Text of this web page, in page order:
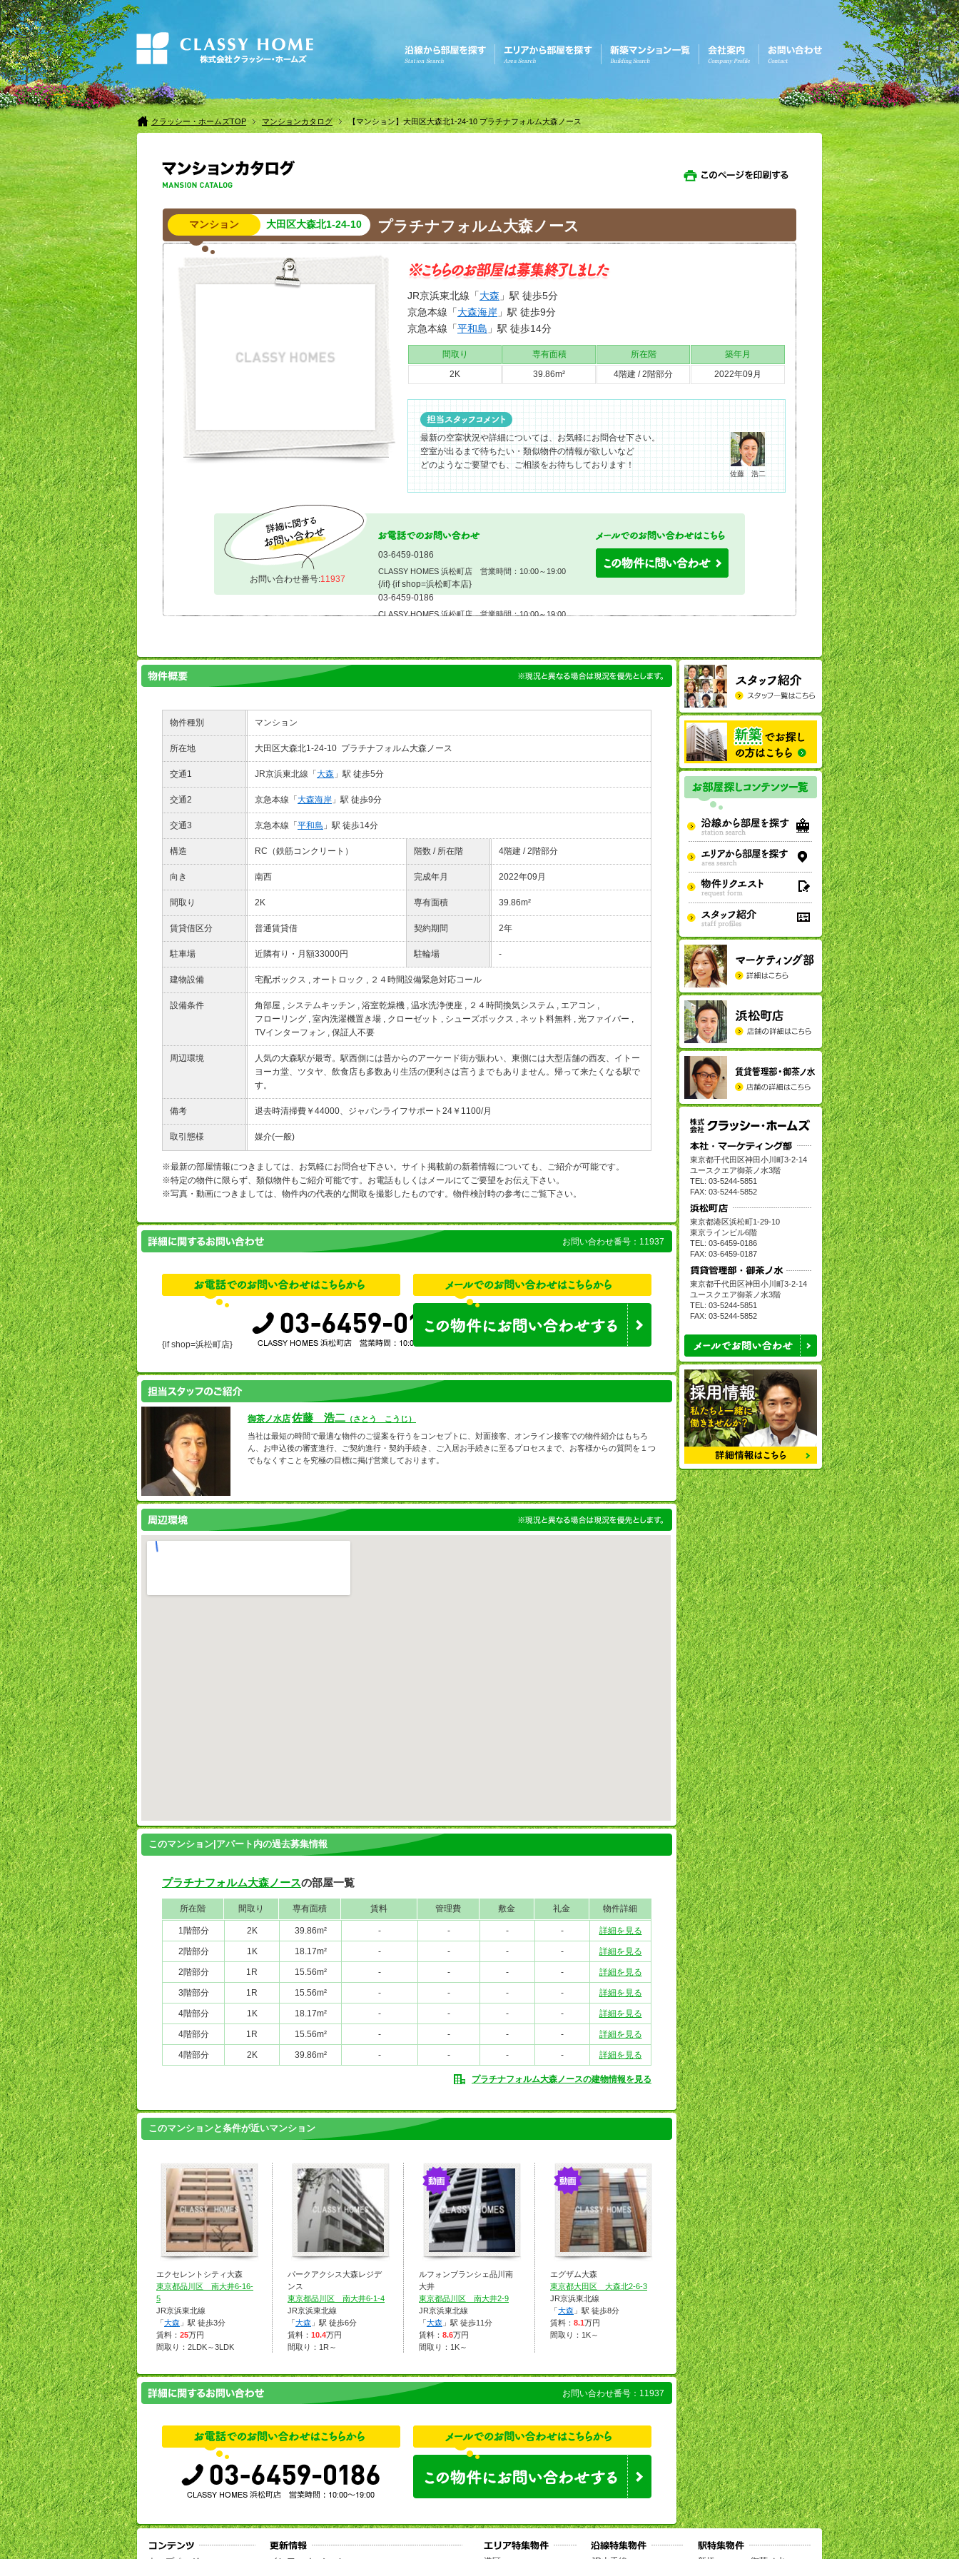
クラッシー・ホームズTOP マンションカタログ 【マンション】大田区大森北1-24-10 プラチナフォルム大森ノース
マンション 大田区大森北1-24-10 プラチナフォルム大森ノース
JR京浜東北線「大森 」駅 徒歩5分
京急本線「大森海岸 」駅 徒歩9分
京急本線「平和島 」駅 徒歩14分
間取り 専有面積 所在階
築年月
2K
39.86m² 4階建 / 2階部分 2022年09月
最新の空室状況や詳細については、お気軽にお問合せ下さい。
空室が出るまで待ちたい・類似物件の情報が欲しいなど
どのようなご要望でも、ご相談をお待ちしております！
佐藤 浩二
お問い合わせ番号:11937
03-6459-0186
CLASSY HOMES 浜松町店 営業時間：10:00～19:00
{/if} {if shop=浜松町本店}
03-6459-0186
CLASSY HOMES 浜松町店 営業時間：10:00～19:00
CLASSY HOMES 賃貸管理・御茶ノ水 営業時間：10:00～17:00
物件種別 マンション
所在地 大田区大森北1-24-10 プラチナフォルム大森ノース
交通1 JR京浜東北線「 大森 」駅 徒歩5分
交通2 京急本線「 大森海岸 」駅 徒歩9分
交通3 京急本線「 平和島 」駅 徒歩14分
構造 RC（鉄筋コンクリート） 階数 / 所在階 4階建 / 2階部分
向き 南西 完成年月 2022年09月
間取り 2K 専有面積 39.86m²
賃貸借区分 普通賃貸借 契約期間 2年
駐車場 近隣有り・月額33000円 駐輪場 -
建物設備 宅配ボックス , オートロック , ２４時間設備緊急対応コール
設備条件 角部屋 , システムキッチン , 浴室乾燥機 , 温水洗浄便座 , ２４時間換気システム , エアコン ,
フローリング , 室内洗濯機置き場 , クローゼット , シューズボックス , ネット料無料 , 光ファイバー ,
TVインターフォン , 保証人不要
周辺環境
人気の大森駅が最寄。駅西側には昔からのアーケード街が賑わい、東側には大型店舗の西友、イトー
ヨーカ堂、ツタヤ、飲食店も多数あり生活の便利さは言うまでもありません。帰って来たくなる駅で
す。
備考 退去時清掃費￥44000、ジャパンライフサポート24￥1100/月
取引態様 媒介(一般)
※最新の部屋情報につきましては、お気軽にお問合せ下さい。サイト掲載前の新着情報についても、ご紹介が可能です。
※特定の物件に限らず、類似物件もご紹介可能です。お電話もしくはメールにてご要望をお伝え下さい。
※写真・動画につきましては、物件内の代表的な間取を撮影したものです。物件検討時の参考にご覧下さい。
お問い合わせ番号：11937
{if shop=浜松町店}
御茶ノ水店佐藤 浩二 （さとう こうじ）
当社は最短の時間で最適な物件のご提案を行うをコンセプトに、対面接客、オンライン接客での物件紹介はもちろ
ん、お申込後の審査進行、ご契約進行・契約手続き、ご入居お手続きに至るプロセスまで、お客様からの質問を１つ
でもなくすことを究極の目標に掲げ営業しております。
このマンション|アパート内の過去募集情報
プラチナフォルム大森ノースの部屋一覧
所在階 間取り 専有面積 賃料 管理費 敷金 礼金 物件詳細
1階部分 2K 39.86m² - - - - 詳細を見る
2階部分 1K 18.17m² - - - - 詳細を見る
2階部分 1R 15.56m² - - - - 詳細を見る
3階部分 1R 15.56m² - - - - 詳細を見る
4階部分 1K 18.17m² - - - - 詳細を見る
4階部分 1R 15.56m² - - - - 詳細を見る
4階部分 2K 39.86m² - - - - 詳細を見る
プラチナフォルム大森ノースの建物情報を見る
このマンションと条件が近いマンション
エクセレントシティ大森
東京都品川区 南大井6-16-
5
JR京浜東北線
「大森 」駅 徒歩3分
賃料： 25万円
間取り：2LDK～3LDK
パークアクシス大森レジデ
ンス
東京都品川区 南大井6-1-4
JR京浜東北線
「大森 」駅 徒歩6分
賃料： 10.4万円
間取り：1R～
ルフォンブランシェ品川南
大井
東京都品川区 南大井2-9
JR京浜東北線
「大森 」駅 徒歩11分
賃料： 8.6万円
間取り：1K～
エグザム大森
東京都大田区 大森北2-6-3
JR京浜東北線
「大森 」駅 徒歩8分
賃料： 8.1万円
間取り：1K～
お問い合わせ番号：11937
東京都千代田区神田小川町3-2-14
ユースクエア御茶ノ水3階
TEL: 03-5244-5851
FAX: 03-5244-5852
東京都港区浜松町1-29-10
東京ラインビル6階
TEL: 03-6459-0186
FAX: 03-6459-0187
東京都千代田区神田小川町3-2-14
ユースクエア御茶ノ水3階
TEL: 03-5244-5851
FAX: 03-5244-5852